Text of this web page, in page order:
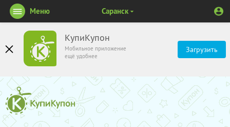
КупиКупон
Мобильное приложение
ещё удобнее
Загрузить
Меню Саранск